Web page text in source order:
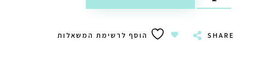
SHARE הוסף לרשימת המשאלות